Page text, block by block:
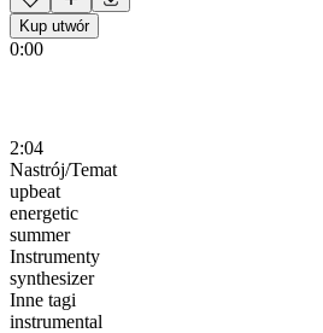
Kup utwór
0:00
2:04
Nastrój/Temat
upbeat
energetic
summer
Instrumenty
synthesizer
Inne tagi
instrumental